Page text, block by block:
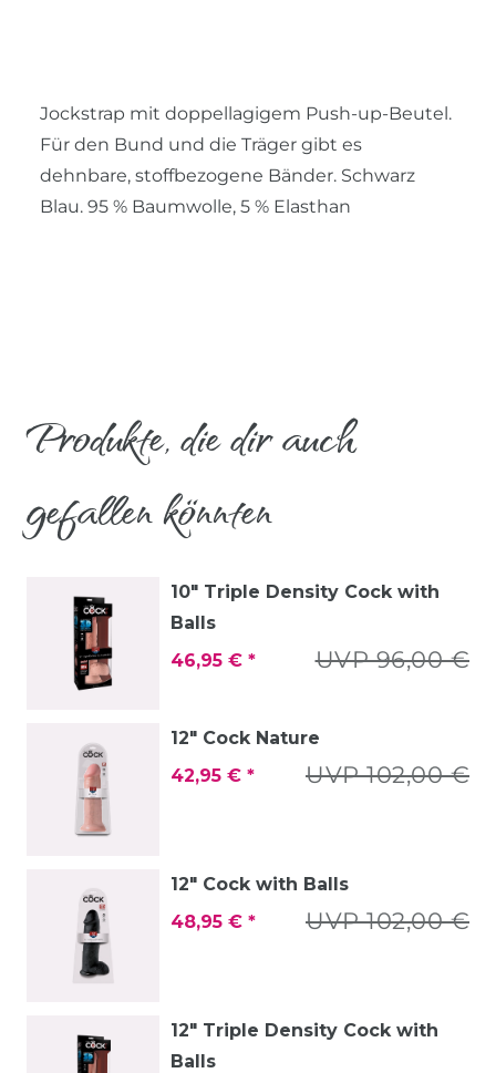
Jockstrap mit doppellagigem Push-up-Beutel.
Für den Bund und die Träger gibt es
dehnbare, stoffbezogene Bänder. Schwarz
Blau. 95 % Baumwolle, 5 % Elasthan
Produkte, die dir auch
gefallen könnten
10" Triple Density Cock with
Balls
UVP 96,00 €
46,95 € *
12" Cock Nature
UVP 102,00 €
42,95 € *
12" Cock with Balls
UVP 102,00 €
48,95 € *
12" Triple Density Cock with
Balls